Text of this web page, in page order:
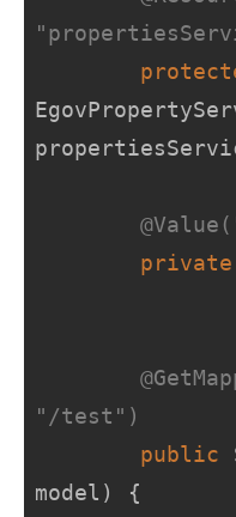
private
"/test")
public
model)
{